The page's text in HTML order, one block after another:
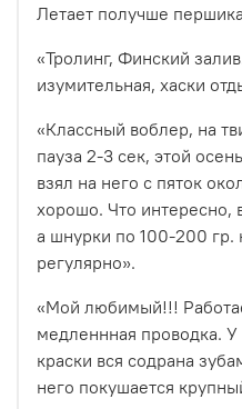
Летает получше
«Тролинг, Финский
изумительная, хаски
«Классный воблер, на
пауза 2-3 сек, этой
взял на него с пяток
хорошо. Что интересно,
а шнурки по 100-200 гр.
регулярно».
«Мой любимый!!!
медленнная проводка.
краски вся содрана
него покушается